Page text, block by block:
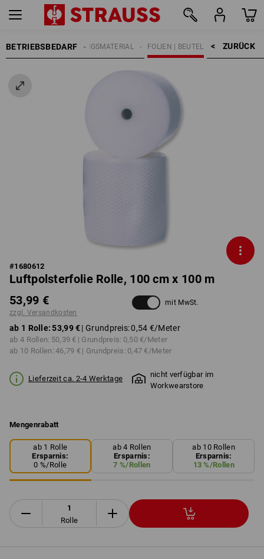
BETRIEBSBEDARF ZURÜCK    >
FOLIEN | BEUTEL
VERPACKUNGSMATERIAL
#1680612
Luftpolsterfolie Rolle, 100 cm x 100 m
53,99 €
zzgl. Versandkosten
mit MwSt.
ab 1 Rolle: 53,99 €| Grundpreis:0,54 €/Meter
ab 4 Rollen: 50,39 € | Grundpreis: 0,50 €/Meter
ab 10 Rollen: 46,79 € | Grundpreis: 0,47 €/Meter
Lieferzeit ca. 2-4 Werktage
nicht verfügbar im
Workwearstore
Mengenrabatt
ab 1 Rolle
Ersparnis:
0 %/Rolle
ab 4 Rollen
Ersparnis:
7 %/Rollen
ab 10 Rollen
Ersparnis:
13 %/Rollen
Rolle